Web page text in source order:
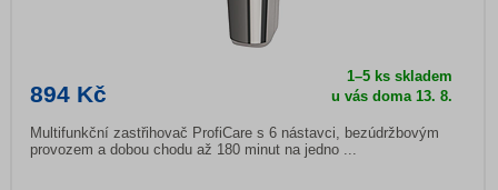
894 Kč
1–5 ks skladem
u vás doma 13. 8.
Multifunkční zastřihovač ProfiCare s 6 nástavci, bezúdržbovým
provozem a dobou chodu až 180 minut na jedno ...